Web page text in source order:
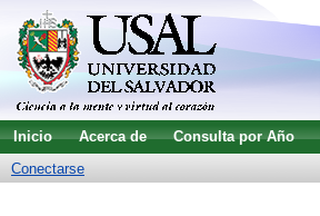
Inicio Acerca de Consulta por Año
Conectarse